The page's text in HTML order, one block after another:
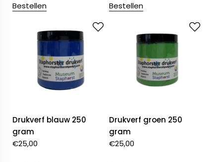
Bestellen Bestellen
Drukverf blauw 250
gram
€25,00
Drukverf groen 250
gram
€25,00